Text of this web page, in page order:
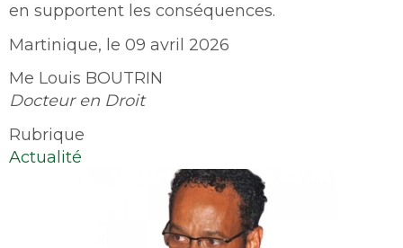
en supportent les conséquences.
Martinique, le 09 avril 2026
Me Louis BOUTRIN
Docteur en Droit
Rubrique
Actualité